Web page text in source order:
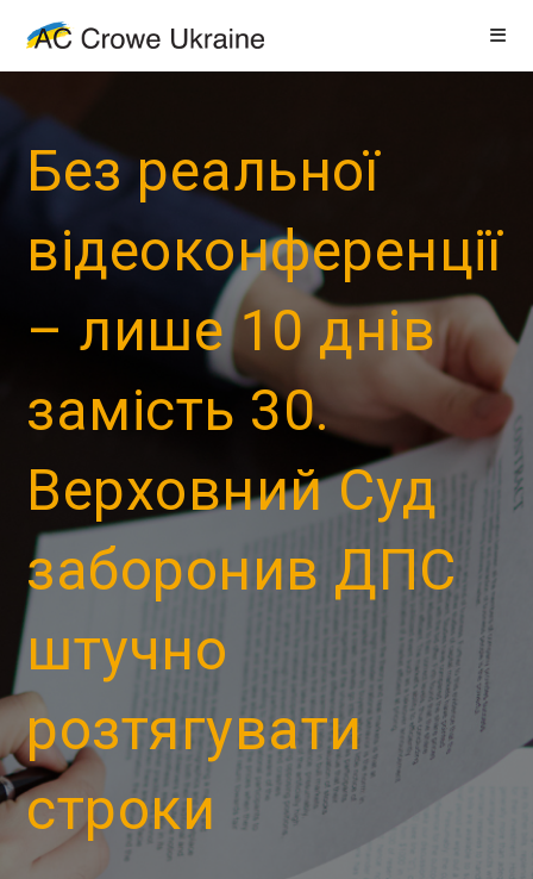
Без реальної
відеоконференції
– лише 10 днів
замість 30.
Верховний Суд
заборонив ДПС
штучно
розтягувати
строки